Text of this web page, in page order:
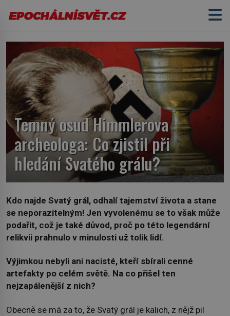
Temný osud Himmlerova
archeologa: Co zjistil při
hledání Svatého grálu?
Kdo najde Svatý grál, odhalí tajemství života a stane
se neporazitelným! Jen vyvolenému se to však může
podařit, což je také důvod, proč po této legendární
relikvii prahnulo v minulosti už tolik lidí.
Výjimkou nebyli ani nacisté, kteří sbírali cenné
artefakty po celém světě. Na co přišel ten
nejzapálenější z nich?
Obecně se má za to, že Svatý grál je kalich, z nějž pil